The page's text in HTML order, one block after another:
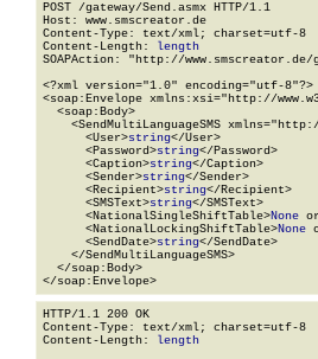
POST /gateway/Send.asmx HTTP/1.1
Host: www.smscreator.de
Content-Type: text/xml; charset=utf-8
Content-Length: length
SOAPAction: "http://www.smscreator.de/
<?xml version="1.0" encoding="utf-8"?>
<soap:Envelope xmlns:xsi="http://
  <soap:Body>
<SendMultiLanguageSMS
      <User>
string</User>
      <Password>
string</Password>
      <Caption>
string</Caption>
      <Sender>
string</Sender>
      <Recipient>
string</Recipient>
      <SMSText>
string</SMSText>
      <NationalSingleShiftTable>
None
      <NationalLockingShiftTable>
None
      <SendDate>
string</SendDate>
    </SendMultiLanguageSMS>
  </soap:Body>
</soap:Envelope>
HTTP/1.1 200 OK
Content-Type: text/xml; charset=utf-8
Content-Length: length